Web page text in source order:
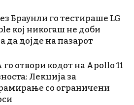
Браунли го тестираше LG
кој никогаш не доби
да дојде на пазарот
го отвори кодот на Apollo 11
Лекција за
со ограничени